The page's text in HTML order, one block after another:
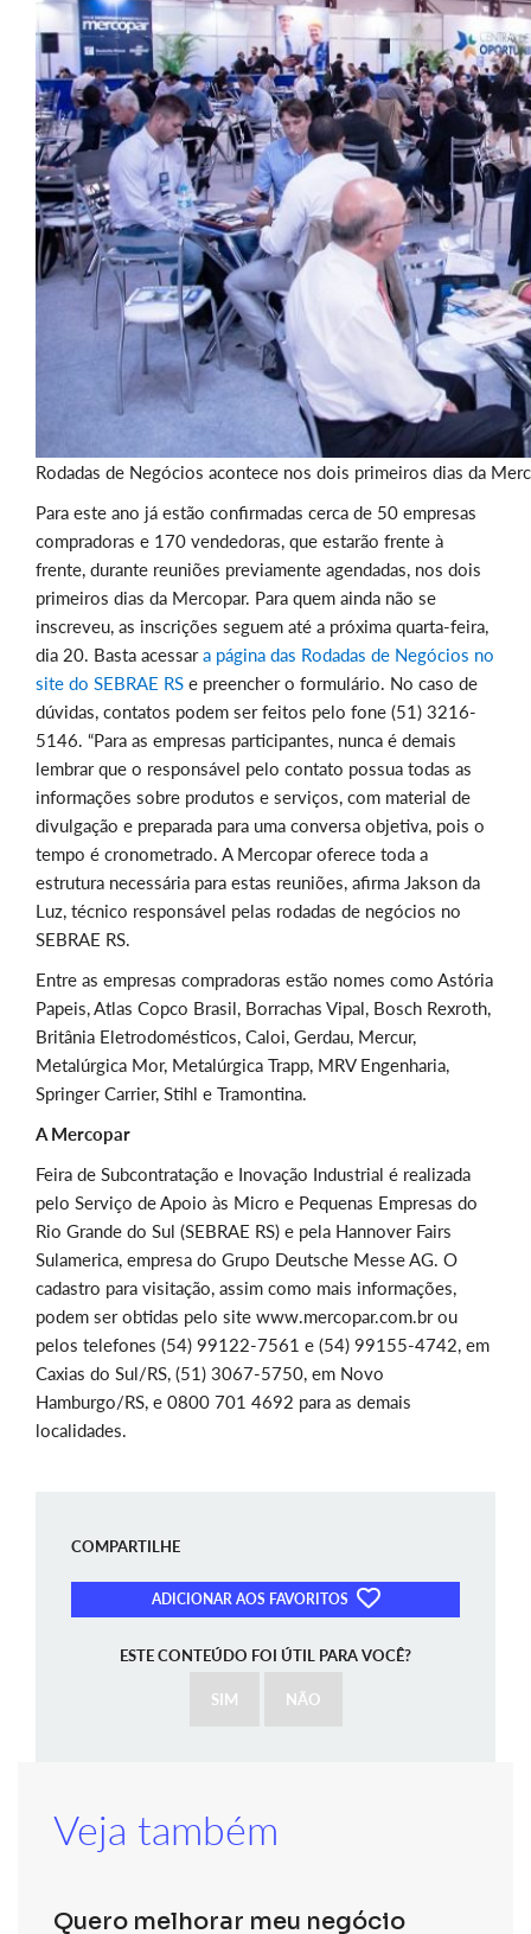
Rodadas de Negócios acontece nos dois primeiros dias da
Para este ano já estão confirmadas cerca de 50 empresas
compradoras e 170 vendedoras, que estarão frente à
frente, durante reuniões previamente agendadas, nos dois
primeiros dias da Mercopar. Para quem ainda não se
inscreveu, as inscrições seguem até a próxima quarta-feira,
dia 20. Basta acessara página das Rodadas de Negócios no
site do SEBRAE RS e preencher o formulário. No caso de
dúvidas, contatos podem ser feitos pelo fone (51) 3216-
5146. “Para as empresas participantes, nunca é demais
lembrar que o responsável pelo contato possua todas as
informações sobre produtos e serviços, com material de
divulgação e preparada para uma conversa objetiva, pois o
tempo é cronometrado. A Mercopar oferece toda a
estrutura necessária para estas reuniões, afirma Jakson da
Luz, técnico responsável pelas rodadas de negócios no
SEBRAE RS.
Entre as empresas compradoras estão nomes como Astória
Papeis, Atlas Copco Brasil, Borrachas Vipal, Bosch Rexroth,
Britânia Eletrodomésticos, Caloi, Gerdau, Mercur,
Metalúrgica Mor, Metalúrgica Trapp, MRV Engenharia,
Springer Carrier, Stihl e Tramontina.
A Mercopar
Feira de Subcontratação e Inovação Industrial é realizada
pelo Serviço de Apoio às Micro e Pequenas Empresas do
Rio Grande do Sul (SEBRAE RS) e pela Hannover Fairs
Sulamerica, empresa do Grupo Deutsche Messe AG. O
cadastro para visitação, assim como mais informações,
podem ser obtidas pelo site www.mercopar.com.br ou
pelos telefones (54) 99122-7561 e (54) 99155-4742, em
Caxias do Sul/RS, (51) 3067-5750, em Novo
Hamburgo/RS, e 0800 701 4692 para as demais
localidades.
COMPARTILHE
ADICIONAR AOS FAVORITOS
ESTE CONTEÚDO FOI ÚTIL PARA VOCÊ?
SIM NÃO
Veja também
Quero melhorar meu negócio